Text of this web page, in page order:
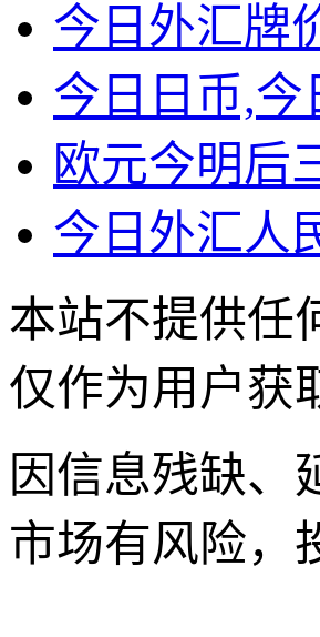
今日外汇牌
今日日币,今
欧元今明后
今日外汇人
本站不提供任
仅作为用户获
因信息残缺、
市场有风险，